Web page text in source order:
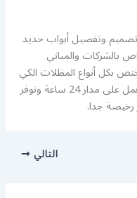
وتفصيل أبواب حديد
بالشركات والمباني
بكل أنواع المظلات الكي
سبان لذلك يمكنكم التواصل معنا نحن نعمل على مدار 24 ساعة ونوفر
رخيصة جدا.
التالي